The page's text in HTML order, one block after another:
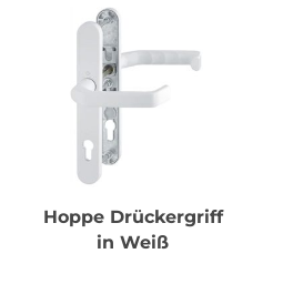
Hoppe Drückergriff
in Weiß